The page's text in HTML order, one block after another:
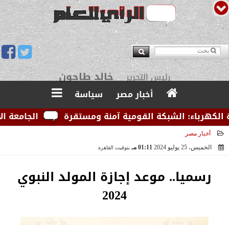
مدير التحرير يوسف قبودان
أخبار مصر
سياسة
الجامعة
الشبكة القومية آمنة ومستقرة
أخبار مصر
الخميس، 25 يوليو 2024
01:11 مـ بتوقيت القاهرة
رسميا.. موعد إجازة المولد النبوي
2024